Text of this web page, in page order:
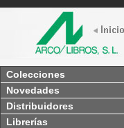
Colecciones
Novedades
Distribuidores
Librerías